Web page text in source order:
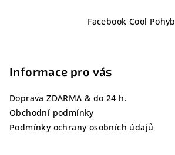
Facebook Cool Pohyb
Informace pro vás
Doprava ZDARMA & do 24 h.
Obchodní podmínky
Podmínky ochrany osobních údajů